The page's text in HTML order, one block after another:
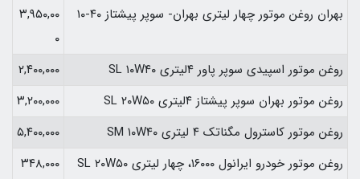
بهران روغن موتور چهار لیتری بهران- سوپر پیشتاز ۴۰-۱۰
۳,۹۵۰,۰۰
۰
روغن موتور اسپیدی سوپر پاور ۴لیتری SL ۱۰W۴۰
۲,۴۰۰,۰۰۰
روغن موتور بهران سوپر پیشتاز ۴لیتری SL ۲۰W۵۰
۳,۲۰۰,۰۰۰
روغن موتور کاسترول مگناتک ۴ لیتری SM ۱۰W۴۰
۵,۴۰۰,۰۰۰
روغن موتور خودرو ایرانول ۱۶۰۰۰، چهار لیتری SL ۲۰W۵۰
۳۴۸,۰۰۰